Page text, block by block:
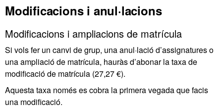
Modificacions i anul·lacions
Modificacions i ampliacions de matrícula
Si vols fer un canvi de grup, una anul·lació d’assignatures o
una ampliació de matrícula, hauràs d’abonar la taxa de
modificació de matrícula (27,27 €).
Aquesta taxa només es cobra la primera vegada que facis
una modificació.